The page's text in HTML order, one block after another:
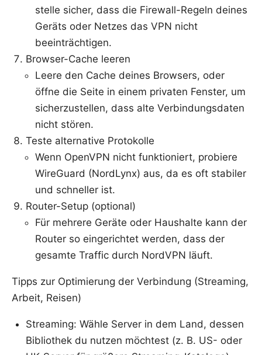
stelle sicher, dass die Firewall-Regeln deines
Geräts oder Netzes das VPN nicht
beeinträchtigen.
Browser-Cache leeren
Leere den Cache deines Browsers, oder
öffne die Seite in einem privaten Fenster, um
sicherzustellen, dass alte Verbindungsdaten
nicht stören.
Teste alternative Protokolle
Wenn OpenVPN nicht funktioniert, probiere
WireGuard (NordLynx) aus, da es oft stabiler
und schneller ist.
Router-Setup (optional)
Für mehrere Geräte oder Haushalte kann der
Router so eingerichtet werden, dass der
gesamte Traffic durch NordVPN läuft.
Tipps zur Optimierung der Verbindung (Streaming,
Arbeit, Reisen)
Streaming: Wähle Server in dem Land, dessen
Bibliothek du nutzen möchtest (z. B. US- oder